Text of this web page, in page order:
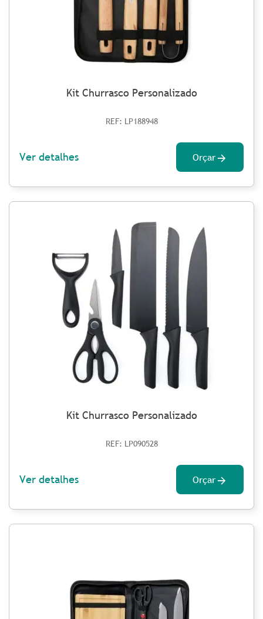
Kit Churrasco Personalizado
REF: LP188948
Ver detalhes Orçar
Kit Churrasco Personalizado
REF: LP090528
Ver detalhes Orçar